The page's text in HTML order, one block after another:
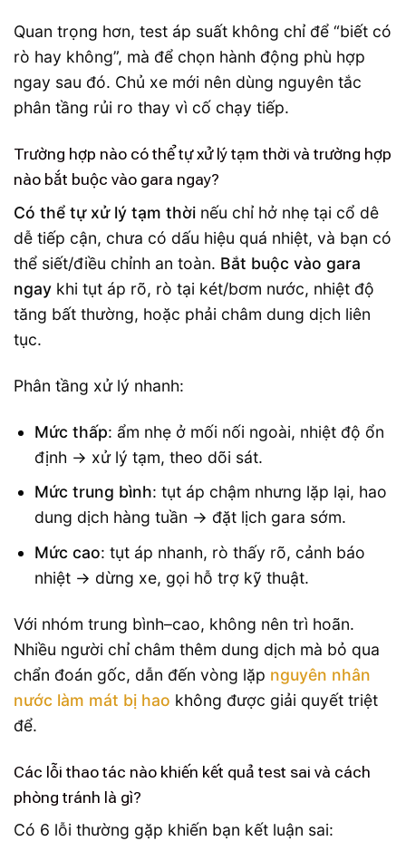
Quan trọng hơn, test áp suất không chỉ để “biết có
rò hay không”, mà để chọn hành động phù hợp
ngay sau đó. Chủ xe mới nên dùng nguyên tắc
phân tầng rủi ro thay vì cố chạy tiếp.
Trường hợp nào có thể tự xử lý tạm thời và trường hợp
nào bắt buộc vào gara ngay?
Có thể tự xử lý tạm thời nếu chỉ hở nhẹ tại cổ dê
dễ tiếp cận, chưa có dấu hiệu quá nhiệt, và bạn có
thể siết/điều chỉnh an toàn. Bắt buộc vào gara
ngay khi tụt áp rõ, rò tại két/bơm nước, nhiệt độ
tăng bất thường, hoặc phải châm dung dịch liên
tục.
Phân tầng xử lý nhanh:
Mức thấp: ẩm nhẹ ở mối nối ngoài, nhiệt độ ổn
định → xử lý tạm, theo dõi sát.
Mức trung bình: tụt áp chậm nhưng lặp lại, hao
dung dịch hàng tuần → đặt lịch gara sớm.
Mức cao: tụt áp nhanh, rò thấy rõ, cảnh báo
nhiệt → dừng xe, gọi hỗ trợ kỹ thuật.
Với nhóm trung bình–cao, không nên trì hoãn.
Nhiều người chỉ châm thêm dung dịch mà bỏ qua
chẩn đoán gốc, dẫn đến vòng lặp nguyên nhân
nước làm mát bị hao không được giải quyết triệt
để.
Các lỗi thao tác nào khiến kết quả test sai và cách
phòng tránh là gì?
Có 6 lỗi thường gặp khiến bạn kết luận sai: